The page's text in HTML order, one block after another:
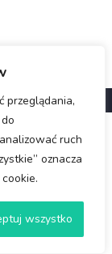
przeglądania,
ruch
oznacza
wszystko